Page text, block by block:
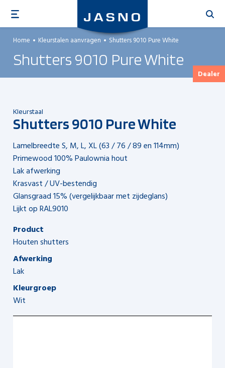
naar
inhoud
gaan
Dealer
Home Kleurstalen aanvragen Shutters 9010 Pure White
Shutters 9010 Pure White
Kleurstaal
Shutters 9010 Pure White
Lamelbreedte S, M, L, XL (63 / 76 / 89 en 114mm)
Primewood 100% Paulownia hout
Lak afwerking
Krasvast / UV-bestendig
Glansgraad 15% (vergelijkbaar met zijdeglans)
Lijkt op RAL9010
Product
Houten shutters
Afwerking
Lak
Kleurgroep
Wit